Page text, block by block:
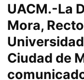
UACM.-La
Mora,
Ciudad de